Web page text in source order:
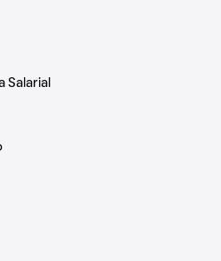
Salarial